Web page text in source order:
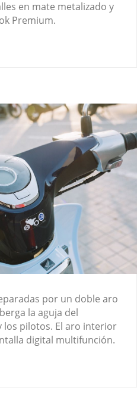
en mate metalizado y
Premium.
por un doble aro
la aguja del
los pilotos. El aro interior
digital multifunción.